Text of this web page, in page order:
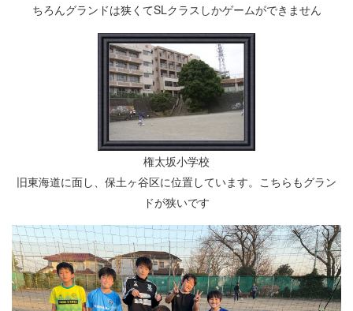
ちろんグランドは狭くてSLクラスしかゲームができません
権太坂小学校
旧東海道に面し、保土ヶ谷区に位置しています。こちらもグラン
ドが狭いです